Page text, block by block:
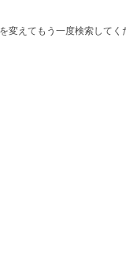
変えてもう一度検索してく